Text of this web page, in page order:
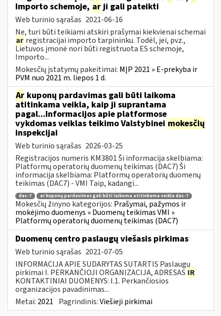
Importo schemoje, arji gali pateikti
Web turinio sąrašas 2021-06-16
Ne, turi būti teikiami atskiri prašymai kiekvienai schemai
ar registracijai importo tarpininku. Todėl, jei, pvz.,
Lietuvos įmonė nori būti registruota ES schemoje,
Importo...
Mokesčių įstatymų pakeitimai: MĮP 2021 » E-prekyba ir
PVM nuo 2021 m. liepos 1 d.
Ar kuponų pardavimas gali būti laikoma
atitinkama veikla, kaip ji suprantama
pagal...Informacijos apie platformose
vykdomas veiklas teikimo Valstybinei mokesčių
inspekcijai
Web turinio sąrašas 2026-03-25
Registracijos numeris KM3801 Ši informacija skelbiama:
Platformų operatorių duomenų teikimas (DAC7) Ši
informacija skelbiama: Platformų operatorių duomenų
teikimas (DAC7) - VMI Taip, kadangi...
dac-7 ar kuponų pardavimas gali būti laikoma atitinkama veikla dac-7
Mokesčių žinyno kategorijos: Prašymai, pažymos ir
mokėjimo duomenys » Duomenų teikimas VMI »
Platformų operatorių duomenų teikimas (DAC7)
Duomenų centro paslaugų viešasis pirkimas
Web turinio sąrašas 2021-07-05
INFORMACIJA APIE SUDARYTAS SUTARTIS Paslaugų
pirkimai I. PERKANČIOJI ORGANIZACIJA, ADRESAS IR
KONTAKTINIAI DUOMENYS: I.1. Perkančiosios
organizacijos pavadinimas...
Metai: 2021 Pagrindinis:Viešieji pirkimai